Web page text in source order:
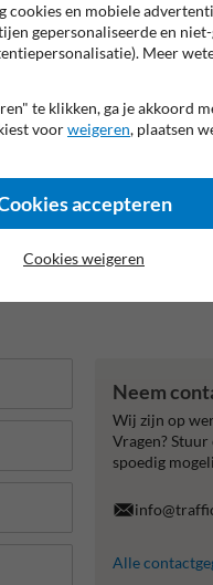
Neem
Wij zijn op
Vragen?
spoedig
Alle
cookies en mobiele
gepersonaliseerde en
Meer
te klikken, ga je akkoord
voorweigeren, plaatsen
accepteren
Cookies weigeren